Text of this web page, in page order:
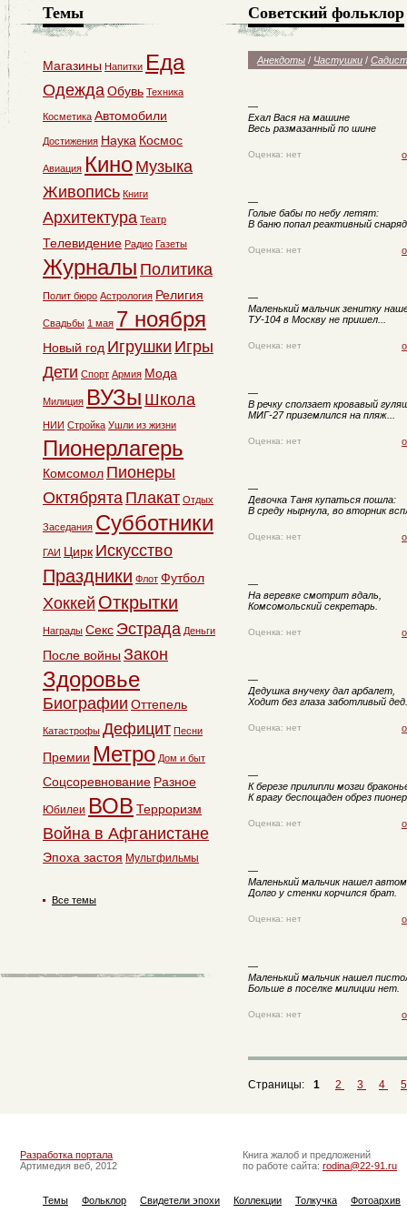
Советский фольклор
Анекдоты / Частушки /
—
Ехал Вася на машине
Весь размазанный по шине
Оценка: нет
—
Голые бабы по небу летят:
В баню попал реактивный
Оценка: нет
—
Маленький мальчик зенитку
ТУ-104 в Москву не пришел...
Оценка: нет
—
В речку сползает кровавый
МИГ-27 приземлился на пляж...
Оценка: нет
—
Девочка Таня купаться пошла:
В среду нырнула, во вторник
Оценка: нет
—
На веревке смотрит вдаль,
Комсомольский секретарь.
Оценка: нет
—
Дедушка внучеку дал арбалет,
Ходит без глаза заботливый дед.
Оценка: нет
—
К березе прилипли мозги
К врагу беспощаден обрез
Оценка: нет
—
Маленький мальчик нашел
Долго у стенки корчился брат.
Оценка: нет
—
Маленький мальчик нашел
Больше в поселке милиции нет.
Оценка: нет
Страницы: 1 2 3 4
Темы
Магазины Напитки Еда
ОдеждаОбувь Техника
Косметика Автомобили
Достижения Наука Космос
Авиация Кино Музыка
Живопись Книги
Архитектура Театр
Телевидение Радио Газеты
Журналы Политика
Полит бюро Астрология Религия
Свадьбы 1 мая 7 ноября
Новый год Игрушки Игры
Дети Спорт Армия Мода
Милиция ВУЗы Школа
НИИ Стройка Ушли из жизни
Пионерлагерь
Комсомол Пионеры
Октябрята Плакат Отдых
Заседания Субботники
ГАИ Цирк Искусство
Праздники Флот Футбол
Хоккей Открытки
Награды Секс Эстрада Деньги
После войны Закон
Здоровье
Биографии Оттепель
Катастрофы Дефицит Песни
Премии Метро Дом и быт
Соцсоревнование Разное
Юбилеи ВОВ Терроризм
Война в Афганистане
Эпоха застоя Мультфильмы
Все темы
Разработка портала
Артимедия веб, 2012
Книга жалоб и предложений
по работе сайта: rodina@22-91.ru
Темы Фольклор Свидетели эпохи Коллекции Толкучка Фотоархив